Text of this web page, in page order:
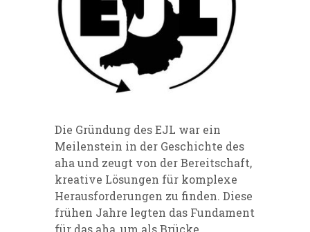
Die Gründung des EJL war ein
Meilenstein in der Geschichte des
aha und zeugt von der Bereitschaft,
kreative Lösungen für komplexe
Herausforderungen zu finden. Diese
frühen Jahre legten das Fundament
für das aha, um als Brücke